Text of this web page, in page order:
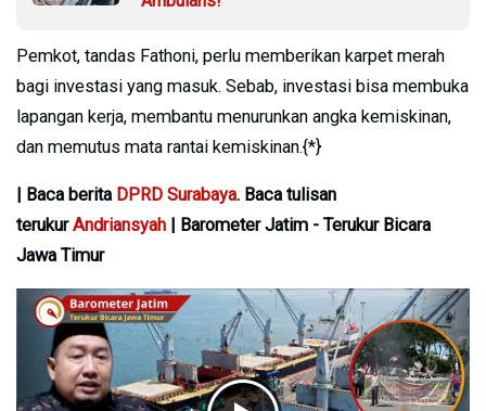
Pemkot, tandas Fathoni, perlu memberikan karpet merah
bagi investasi yang masuk. Sebab, investasi bisa membuka
lapangan kerja, membantu menurunkan angka kemiskinan,
dan memutus mata rantai kemiskinan.{*}
| Baca berita DPRD Surabaya. Baca tulisan
terukurAndriansyah | Barometer Jatim - Terukur Bicara
Jawa Timur